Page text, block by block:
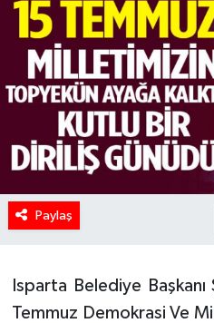
Paylaş
Isparta Belediye
Temmuz Demokrasi Ve
Güncel
HABERDE İNSAN
İlginç
KÜLTÜR SANAT
MAGAZİN
POLİTİKA